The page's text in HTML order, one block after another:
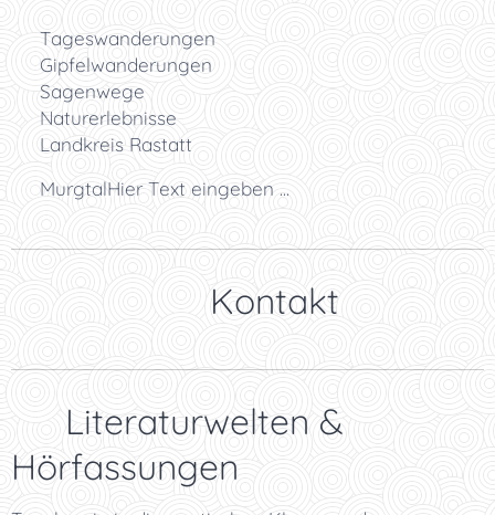
🥾 Tageswanderungen
⛰️ Gipfelwanderungen
📜 Sagenwege
🌿 Naturerlebnisse
🌲 Landkreis Rastatt
🏞️ MurgtalHier Text eingeben ...
👉 Kontakt
✨ Literaturwelten &
Hörfassungen